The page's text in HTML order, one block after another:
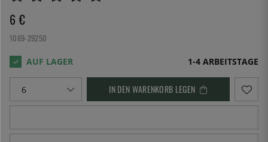
6 €
1069-29250
1-4 ARBEITSTAGE
IN DEN WARENKORB LEGEN